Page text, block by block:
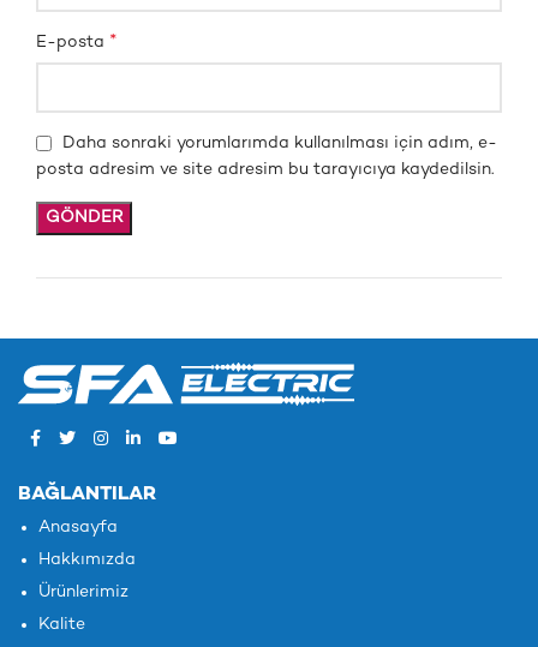
E-posta *
Daha sonraki yorumlarımda kullanılması için adım, e-
posta adresim ve site adresim bu tarayıcıya kaydedilsin.
BAĞLANTILAR
Anasayfa
Hakkımızda
Ürünlerimiz
Kalite